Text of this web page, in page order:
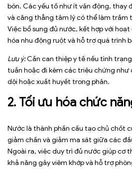
bón. Các yếu tố như ít vận động, thay
và căng thẳng tâm lý có thể làm trầm
Việc bổ sung đủ nước, kết hợp với
hóa nhu động ruột và hỗ trợ quá trình
Lưu ý:Cần can thiệp y tế nếu tình
tuần hoặc đi kèm các triệu chứng
dội hoặc xuất huyết trong phân.
2. Tối ưu hóa chức
Nước là thành phần cấu tạo chủ chốt
giảm chấn và giảm ma sát giữa các
Ngoài ra, việc duy trì đủ nước giúp cơ
khả năng gây viêm khớp và hỗ trợ